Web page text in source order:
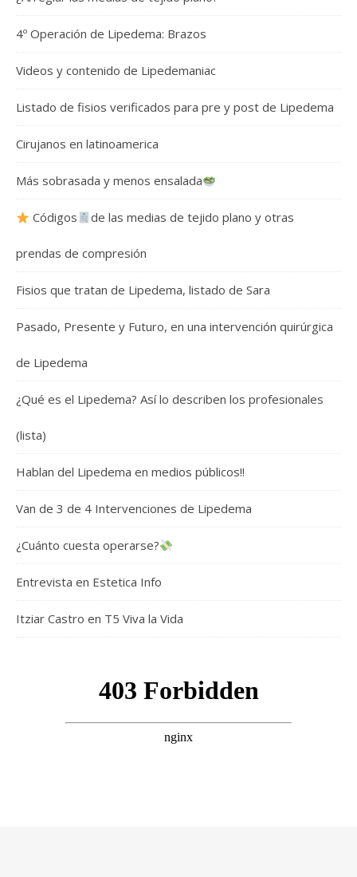
4º Operación de Lipedema: Brazos
Videos y contenido de Lipedemaniac
Listado de fisios verificados para pre y post de Lipedema
Cirujanos en latinoamerica
Más sobrasada y menos ensalada
Códigos de las medias de tejido plano y otras
prendas de compresión
Fisios que tratan de Lipedema, listado de Sara
Pasado, Presente y Futuro, en una intervención quirúrgica
de Lipedema
¿Qué es el Lipedema? Así lo describen los profesionales
(lista)
Hablan del Lipedema en medios públicos!!
Van de 3 de 4 Intervenciones de Lipedema
¿Cuánto cuesta operarse?
Entrevista en Estetica Info
Itziar Castro en T5 Viva la Vida